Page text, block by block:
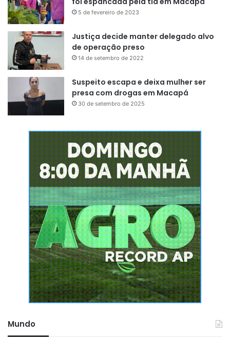
5 de fevereiro de 2023
Justiça decide manter delegado alvo
de operação preso
14 de setembro de 2022
Suspeito escapa e deixa mulher ser
presa com drogas em Macapá
30 de setembro de 2025
Mundo